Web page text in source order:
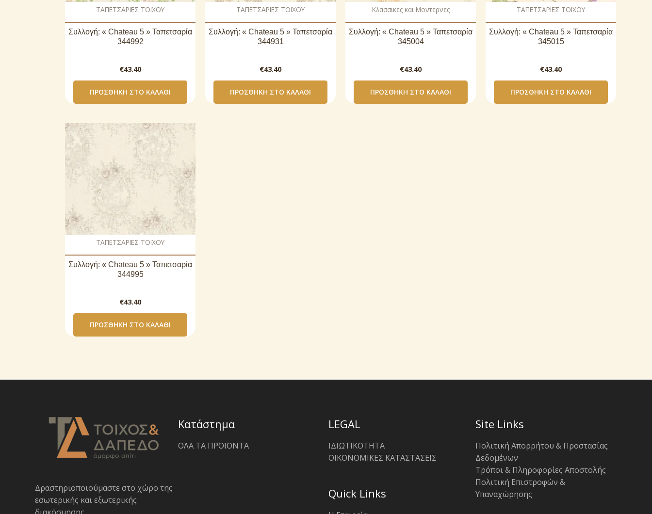
ΤΑΠΕΤΣΑΡΙΕΣ ΤΟΙΧΟΥ
Συλλογή: « Chateau 5 » Ταπετσαρία
344992
€43.40
ΠΡΟΣΘΉΚΗ ΣΤΟ ΚΑΛΆΘΙ
ΤΑΠΕΤΣΑΡΙΕΣ ΤΟΙΧΟΥ
Συλλογή: « Chateau 5 » Ταπετσαρία
344931
€43.40
ΠΡΟΣΘΉΚΗ ΣΤΟ ΚΑΛΆΘΙ
Κλασσικες και Μοντερνες
Συλλογή: « Chateau 5 » Ταπετσαρία
345004
€43.40
ΠΡΟΣΘΉΚΗ ΣΤΟ ΚΑΛΆΘΙ
ΤΑΠΕΤΣΑΡΙΕΣ ΤΟΙΧΟΥ
Συλλογή: « Chateau 5 » Ταπετσαρία
345015
€43.40
ΠΡΟΣΘΉΚΗ ΣΤΟ ΚΑΛΆΘΙ
ΤΑΠΕΤΣΑΡΙΕΣ ΤΟΙΧΟΥ
Συλλογή: « Chateau 5 » Ταπετσαρία
344995
€43.40
ΠΡΟΣΘΉΚΗ ΣΤΟ ΚΑΛΆΘΙ
Δραστηριοποιoύμαστε στο χώρο της
εσωτερικής και εξωτερικής
Κατάστημα
ΟΛΑ ΤΑ ΠΡΟΪΟΝΤΑ
LEGAL
ΙΔΙΩΤΙΚΟΤΗΤΑ
ΟΙΚΟΝΟΜΙΚΕΣ ΚΑΤΑΣΤΑΣΕΙΣ
Quick Links
Site Links
Πολιτική Απορρήτου & Προστασίας
Δεδομένων
Τρόποι & Πληροφορίες Αποστολής
Πολιτική Επιστροφών &
Υπαναχώρησης